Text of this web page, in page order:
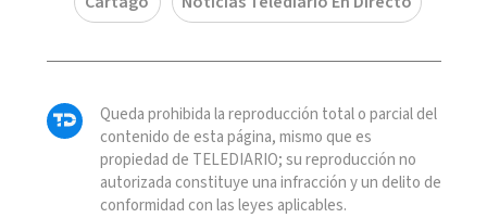
Queda prohibida la reproducción total o parcial del
contenido de esta página, mismo que es
propiedad de TELEDIARIO; su reproducción no
autorizada constituye una infracción y un delito de
conformidad con las leyes aplicables.